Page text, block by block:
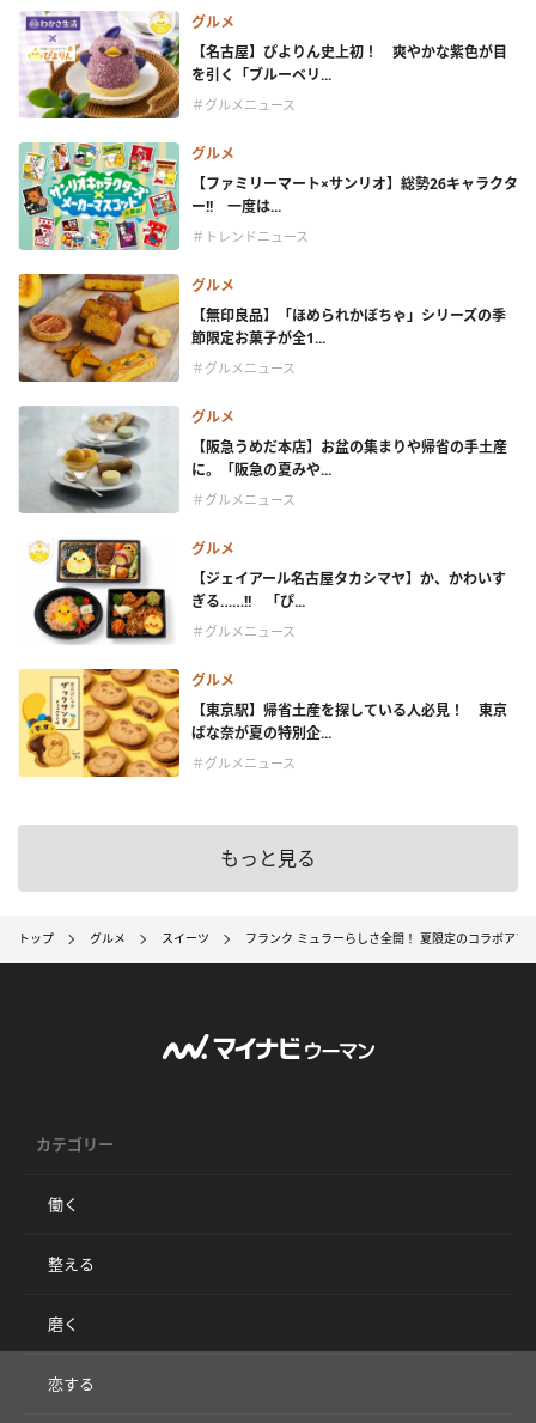
グルメ
【名古屋】ぴよりん史上初！ 爽やかな紫色が目
を引く「ブルーベリ...
＃グルメニュース
グルメ
【ファミリーマート×サンリオ】総勢26キャラクタ
ー!! 一度は...
＃トレンドニュース
グルメ
【無印良品】「ほめられかぼちゃ」シリーズの季
節限定お菓子が全1...
＃グルメニュース
グルメ
【阪急うめだ本店】お盆の集まりや帰省の手土産
に。「阪急の夏みや...
＃グルメニュース
グルメ
【ジェイアール名古屋タカシマヤ】か、かわいす
ぎる……!! 「ぴ...
＃グルメニュース
グルメ
【東京駅】帰省土産を探している人必見！ 東京
ばな奈が夏の特別企...
＃グルメニュース
もっと見る
トップ グルメ スイーツ フランク ミュラーらしさ全開！ 夏限定のコラボアフ
カテゴリー
働く
整える
磨く
恋する